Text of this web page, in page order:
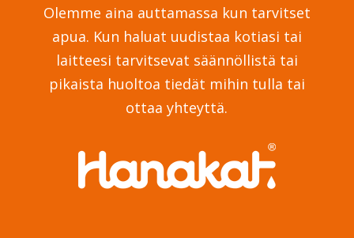
Olemme aina auttamassa kun tarvitset
apua. Kun haluat uudistaa kotiasi tai
laitteesi tarvitsevat säännöllistä tai
pikaista huoltoa tiedät mihin tulla tai
ottaa yhteyttä.